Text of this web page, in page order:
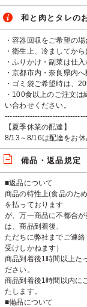
和と肉とタレの
・容器回収をご希望の
・衛生上、冷ましてか
・ふりかけ・副菜は仕
・京都市内・奈良県内
・ゴミ袋ご希望時は、
・100食以上のご注文
い合わせください。
【夏季休業の配達】
8/13～8/16は配達をお休
備品・返品規定
■返品について
商品の特性上(食品のた
を払っております
が、万一商品に不都合
は、商品到着後、
ただちに弊社までご連
受けしかねます）
商品到着後1時間以上た
ださい。
商品到着後1時間以内に
たします。
■備品について